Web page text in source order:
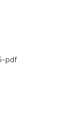
pdf